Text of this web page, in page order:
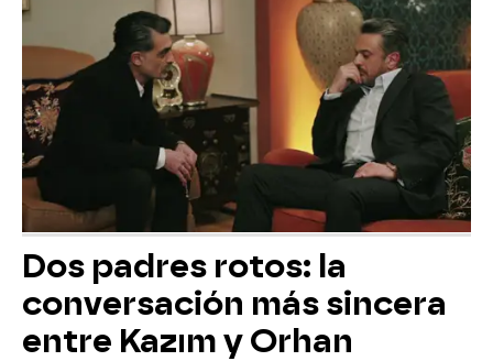
Dos padres rotos: la
conversación más sincera
entre Kazım y Orhan